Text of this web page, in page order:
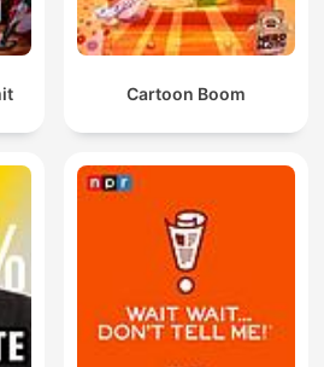
Cartoon Boom